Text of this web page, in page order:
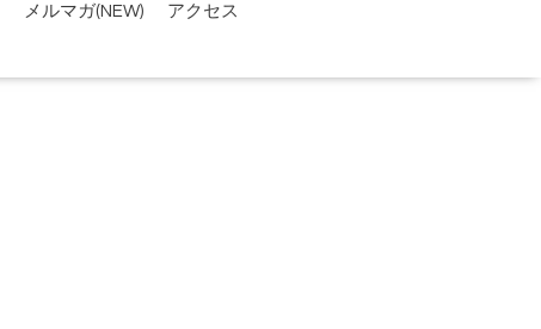
メルマガ(NEW)
アクセス